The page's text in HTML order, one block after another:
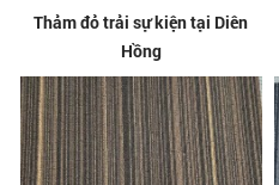
Thảm đỏ trải sự kiện tại Diên
Hồng